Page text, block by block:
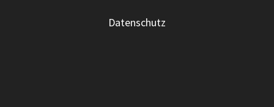
Datenschutz